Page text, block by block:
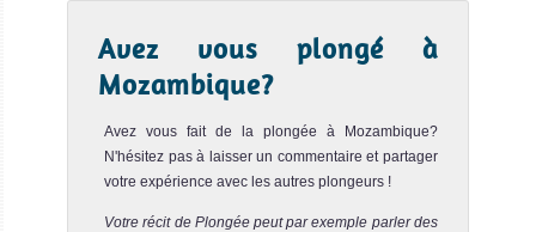
Avez vous plongé à
Mozambique?
Avez vous fait de la plongée à Mozambique?
N'hésitez pas à laisser un commentaire et partager
votre expérience avec les autres plongeurs !
Votre récit de Plongée peut par exemple parler des